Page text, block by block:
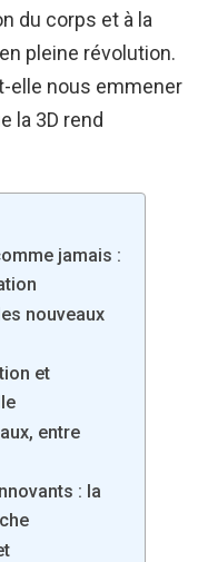
du corps et à la
pleine révolution.
elle nous emmener
la 3D rend
jamais :
nouveaux
et
entre
: la